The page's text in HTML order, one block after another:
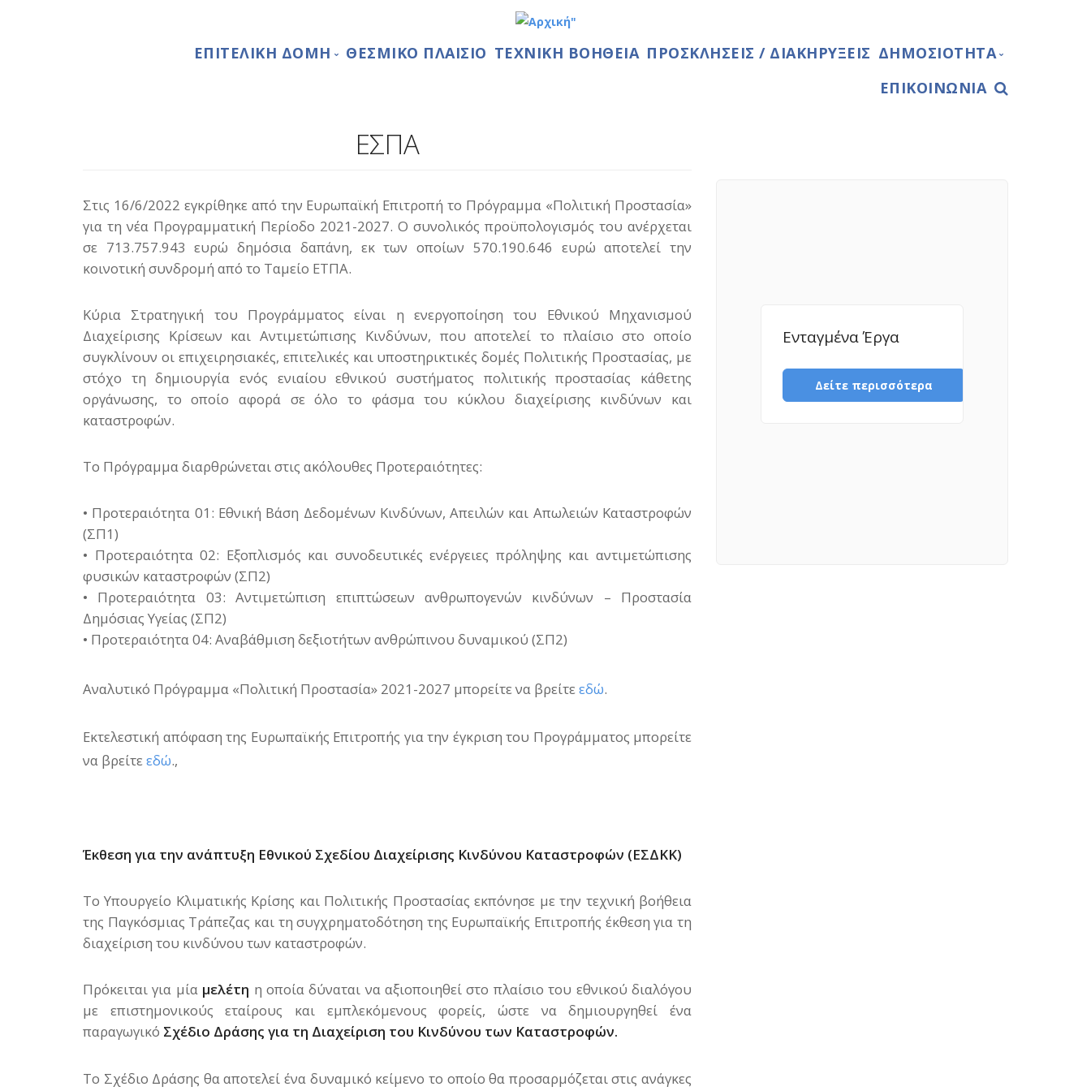
ΕΠΙΤΕΛΙΚΉ ΔΟΜΉ ΘΕΣΜΙΚΌ ΠΛΑΊΣΙΟ ΤΕΧΝΙΚΉ ΒΟΉΘΕΙΑ ΠΡΟΣΚΛΗΣΕΙΣ / ΔΙΑΚΗΡΥΞΕΙΣ ΔΗΜΟΣΙΌΤΗΤΑ
ΕΠΙΚΟΙΝΩΝΊΑ
ΕΣΠΑ
Στις 16/6/2022 εγκρίθηκε από την Ευρωπαϊκή Επιτροπή το Πρόγραμμα «Πολιτική Προστασία»
για τη νέα Προγραμματική Περίοδο 2021-2027. Ο συνολικός προϋπολογισμός του ανέρχεται
σε 713.757.943 ευρώ δημόσια δαπάνη, εκ των οποίων 570.190.646 ευρώ αποτελεί την
κοινοτική συνδρομή από το Ταμείο ΕΤΠΑ.
Κύρια Στρατηγική του Προγράμματος είναι η ενεργοποίηση του Εθνικού Μηχανισμού
Διαχείρισης Κρίσεων και Αντιμετώπισης Κινδύνων, που αποτελεί το πλαίσιο στο οποίο
συγκλίνουν οι επιχειρησιακές, επιτελικές και υποστηρικτικές δομές Πολιτικής Προστασίας, με
στόχο τη δημιουργία ενός ενιαίου εθνικού συστήματος πολιτικής προστασίας κάθετης
οργάνωσης, το οποίο αφορά σε όλο το φάσμα του κύκλου διαχείρισης κινδύνων και
καταστροφών.
Το Πρόγραμμα διαρθρώνεται στις ακόλουθες Προτεραιότητες:
• Προτεραιότητα 01: Εθνική Βάση Δεδομένων Κινδύνων, Απειλών και Απωλειών Καταστροφών
(ΣΠ1)
• Προτεραιότητα 02: Εξοπλισμός και συνοδευτικές ενέργειες πρόληψης και αντιμετώπισης
φυσικών καταστροφών (ΣΠ2)
• Προτεραιότητα 03: Αντιμετώπιση επιπτώσεων ανθρωπογενών κινδύνων – Προστασία
Δημόσιας Υγείας (ΣΠ2)
• Προτεραιότητα 04: Αναβάθμιση δεξιοτήτων ανθρώπινου δυναμικού (ΣΠ2)
Αναλυτικό Πρόγραμμα «Πολιτική Προστασία» 2021-2027 μπορείτε να βρείτε εδώ.
Εκτελεστική απόφαση της Ευρωπαϊκής Επιτροπής για την έγκριση του Προγράμματος μπορείτε
να βρείτε εδώ.,
Έκθεση για την ανάπτυξη Εθνικού Σχεδίου Διαχείρισης Κινδύνου Καταστροφών (ΕΣΔΚΚ)
Το Υπουργείο Κλιματικής Κρίσης και Πολιτικής Προστασίας εκπόνησε με την τεχνική βοήθεια
της Παγκόσμιας Τράπεζας και τη συγχρηματοδότηση της Ευρωπαϊκής Επιτροπής έκθεση για τη
διαχείριση του κινδύνου των καταστροφών.
Πρόκειται για μία μελέτη η οποία δύναται να αξιοποιηθεί στο πλαίσιο του εθνικού διαλόγου
με επιστημονικούς εταίρους και εμπλεκόμενους φορείς, ώστε να δημιουργηθεί ένα
παραγωγικό Σχέδιο Δράσης για τη Διαχείριση του Κινδύνου των Καταστροφών.
Το Σχέδιο Δράσης θα αποτελεί ένα δυναμικό κείμενο το οποίο θα προσαρμόζεται στις ανάγκες
Ενταγμένα Έργα
Δείτε περισσότερα